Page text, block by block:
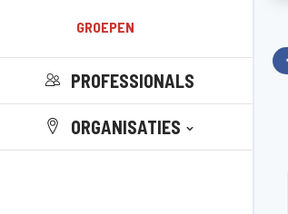
GROEPEN
PROFESSIONALS
ORGANISATIES